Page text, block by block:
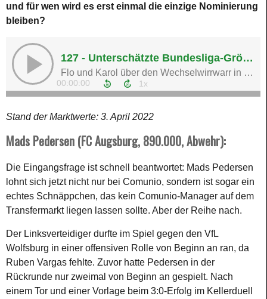
und für wen wird es erst einmal die einzige Nominierung
bleiben?
Stand der Marktwerte: 3. April 2022
Mads Pedersen (FC Augsburg, 890.000, Abwehr):
Die Eingangsfrage ist schnell beantwortet: Mads Pedersen
lohnt sich jetzt nicht nur bei Comunio, sondern ist sogar ein
echtes Schnäppchen, das kein Comunio-Manager auf dem
Transfermarkt liegen lassen sollte. Aber der Reihe nach.
Der Linksverteidiger durfte im Spiel gegen den VfL
Wolfsburg in einer offensiven Rolle von Beginn an ran, da
Ruben Vargas fehlte. Zuvor hatte Pedersen in der
Rückrunde nur zweimal von Beginn an gespielt. Nach
einem Tor und einer Vorlage beim 3:0-Erfolg im Kellerduell